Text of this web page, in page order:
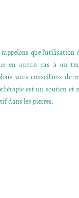
que
en aucun cas à un
vous conseillons de
est un soutien et
dans les pierres.